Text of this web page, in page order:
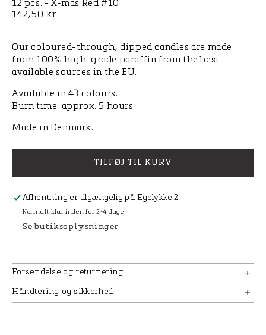
12 pcs. - X-mas Red #10
Normalpris
142,50 kr
Our coloured-through, dipped candles are made
from 100% high-grade paraffin from the best
available sources in the EU.
Available in 43 colours.
Burn time: approx. 5 hours
Made in Denmark.
TILFØJ TIL KURV
Afhentning er tilgængelig på Egelykke 2
Normalt klar inden for 2-4 dage
Se butiksoplysninger
Forsendelse og returnering
Håndtering og sikkerhed